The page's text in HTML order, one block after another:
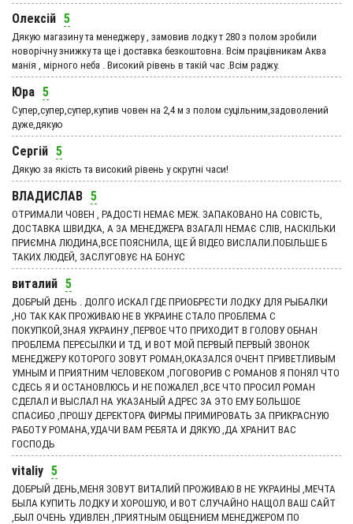
Олексій 5
Дякую магазину та менеджеру , замовив лодку т 280 з полом зробили
новорічну знижку та ще і доставка безкоштовна. Всім працівникам Аква
манія , мірного неба . Високий рівень в такій час .Всім раджу.
Юра 5
Супер,супер,супер,купив човен на 2,4 м з полом суцільним,задоволений
дуже,дякую
Сергій 5
Дякую за якість та високий рівень у скрутні часи!
ВЛАДИСЛАВ 5
ОТРИМАЛИ ЧОВЕН , РАДОСТІ НЕМАЄ МЕЖ. ЗАПАКОВАНО НА СОВІСТЬ,
ДОСТАВКА ШВИДКА, А ЗА МЕНЕДЖЕРА ВЗАГАЛІ НЕМАЄ СЛІВ, НАСКІЛЬКИ
ПРИЄМНА ЛЮДИНА,ВСЕ ПОЯСНИЛА, ЩЕ Й ВІДЕО ВИСЛАЛИ.ПОБІЛЬШЕ Б
ТАКИХ ЛЮДЕЙ, ЗАСЛУГОВУЄ НА БОНУС
виталий 5
ДОБРЫЙ ДЕНЬ . ДОЛГО ИСКАЛ ГДЕ ПРИОБРЕСТИ ЛОДКУ ДЛЯ РЫБАЛКИ
,НО ТАК КАК ПРОЖИВАЮ НЕ В УКРАИНЕ СТАЛО ПРОБЛЕМА С
ПОКУПКОЙ,ЗНАЯ УКРАИНУ ,ПЕРВОЕ ЧТО ПРИХОДИТ В ГОЛОВУ ОБНАН
ПРОБЛЕМА ПЕРЕСЫЛКИ И ТД, И ВОТ МОЙ ПЕРВЫЙ ПЕРВЫЙ ЗВОНОК
МЕНЕДЖЕРУ КОТОРОГО ЗОВУТ РОМАН,ОКАЗАЛСЯ ОЧЕНТ ПРИВЕТЛИВЫМ
УМНЫМ И ПРИЯТНИМ ЧЕЛОВЕКОМ ,ПОГОВОРИВ С РОМАНОВ Я ПОНЯЛ ЧТО
СДЕСЬ Я И ОСТАНОВЛЮСЬ И НЕ ПОЖАЛЕЛ ,ВСЕ ЧТО ПРОСИЛ РОМАН
СДЕЛАЛ И ВЫСЛАЛ НА УКАЗАНЫЙ АДРЕС ЗА ЭТО ЕМУ БОЛЬШОЕ
СПАСИБО ,ПРОШУ ДЕРЕКТОРА ФИРМЫ ПРИМИРОВАТЬ ЗА ПРИКРАСНУЮ
РАБОТУ РОМАНА,УДАЧИ ВАМ РЕБЯТА И ДЯКУЮ ,ДА ХРАНИТ ВАС
ГОСПОДЬ
vitaliy 5
ДОБРЫЙ ДЕНЬ,МЕНЯ ЗОВУТ ВИТАЛИЙ ПРОЖИВАЮ В НЕ УКРАИНЫ ,МЕЧТА
БЫЛА КУПИТЬ ЛОДКУ И ХОРОШУЮ, И ВОТ СЛУЧАЙНО НАЩОЛ ВАШ САЙТ
,БЫЛ ОЧЕНЬ УДИВЛЕН ,ПРИЯТНЫМ ОБЩЕНИЕМ МЕНЕДЖЕРОМ ПО